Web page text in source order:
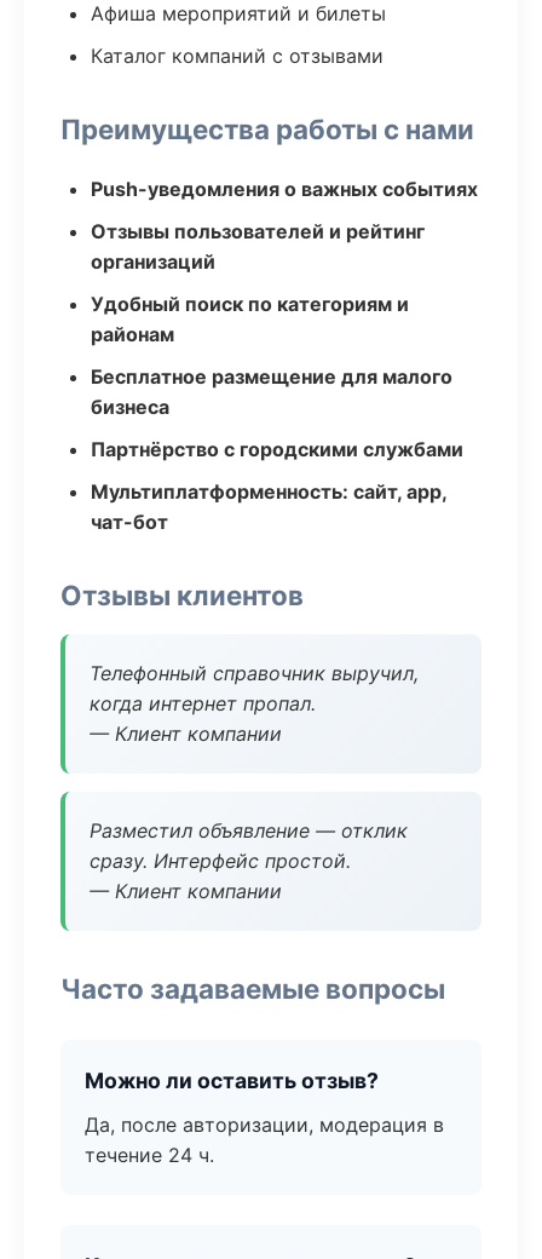
Афиша мероприятий и билеты
Каталог компаний с отзывами
Преимущества работы с нами
Push-уведомления о важных событиях
Отзывы пользователей и рейтинг
организаций
Удобный поиск по категориям и
районам
Бесплатное размещение для малого
бизнеса
Партнёрство с городскими службами
Мультиплатформенность: сайт, app,
чат-бот
Отзывы клиентов
Телефонный справочник выручил,
когда интернет пропал.
— Клиент компании
Разместил объявление — отклик
сразу. Интерфейс простой.
— Клиент компании
Часто задаваемые вопросы
Можно ли оставить отзыв?
Да, после авторизации, модерация в
течение 24 ч.